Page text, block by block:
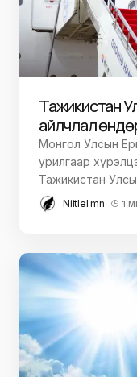
Тажикистан
айлчлал
Монгол Улсын
урилгаар
Тажикистан
Niitlel.mn 1